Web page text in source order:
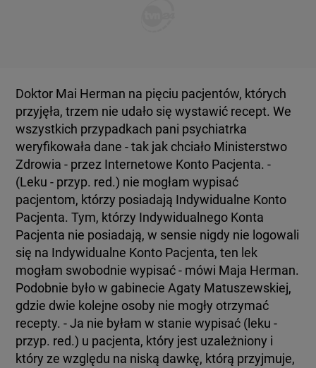
Doktor Mai Herman na pięciu pacjentów, których
przyjęła, trzem nie udało się wystawić recept. We
wszystkich przypadkach pani psychiatrka
weryfikowała dane - tak jak chciało Ministerstwo
Zdrowia - przez Internetowe Konto Pacjenta. -
(Leku - przyp. red.) nie mogłam wypisać
pacjentom, którzy posiadają Indywidualne Konto
Pacjenta. Tym, którzy Indywidualnego Konta
Pacjenta nie posiadają, w sensie nigdy nie logowali
się na Indywidualne Konto Pacjenta, ten lek
mogłam swobodnie wypisać - mówi Maja Herman.
Podobnie było w gabinecie Agaty Matuszewskiej,
gdzie dwie kolejne osoby nie mogły otrzymać
recepty. - Ja nie byłam w stanie wypisać (leku -
przyp. red.) u pacjenta, który jest uzależniony i
który ze względu na niską dawkę, którą przyjmuje,